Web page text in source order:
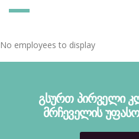
No employees to display
გსურთ პირველი
მრჩეველის